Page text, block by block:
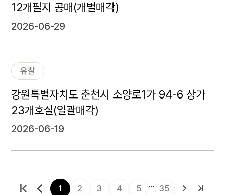
12개필지 공매(개별매각)
2026-06-29
유찰
강원특별자치도 춘천시 소양로1가 94-6 상가
23개호실(일괄매각)
2026-06-19
1 2 3 4 5 … 35